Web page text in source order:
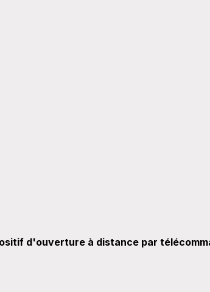
d'ouverture à distance par